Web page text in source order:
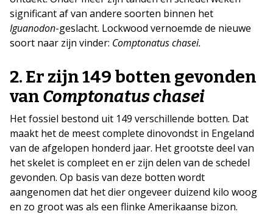
significant af van andere soorten binnen het
Iguanodon-geslacht. Lockwood vernoemde de nieuwe
soort naar zijn vinder: Comptonatus chasei.
2. Er zijn 149 botten gevonden
van Comptonatus chasei
Het fossiel bestond uit 149 verschillende botten. Dat
maakt het de meest complete dinovondst in Engeland
van de afgelopen honderd jaar. Het grootste deel van
het skelet is compleet en er zijn delen van de schedel
gevonden. Op basis van deze botten wordt
aangenomen dat het dier ongeveer duizend kilo woog
en zo groot was als een flinke Amerikaanse bizon.